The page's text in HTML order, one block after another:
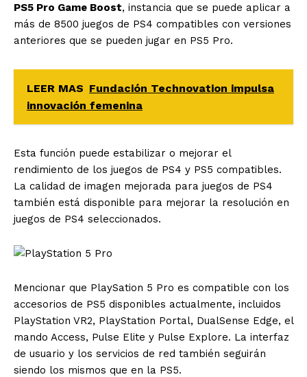
PS5 Pro Game Boost, instancia que se puede aplicar a
más de 8500 juegos de PS4 compatibles con versiones
anteriores que se pueden jugar en PS5 Pro.
LEER MAS Fundación Technovation impulsa
innovación femenina
Esta función puede estabilizar o mejorar el
rendimiento de los juegos de PS4 y PS5 compatibles.
La calidad de imagen mejorada para juegos de PS4
también está disponible para mejorar la resolución en
juegos de PS4 seleccionados.
Mencionar que PlaySation 5 Pro es compatible con los
accesorios de PS5 disponibles actualmente, incluidos
PlayStation VR2, PlayStation Portal, DualSense Edge, el
mando Access, Pulse Elite y Pulse Explore. La interfaz
de usuario y los servicios de red también seguirán
siendo los mismos que en la PS5.